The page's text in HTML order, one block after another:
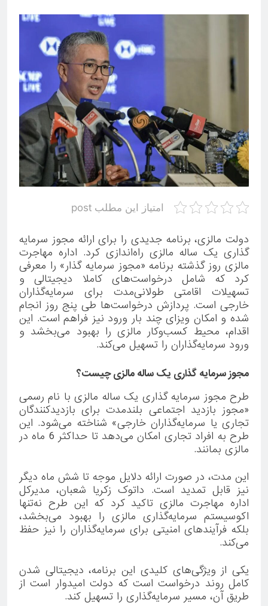
امتیاز این مطلب post
دولت مالزی، برنامه جدیدی را برای ارائه مجوز سرمایه
گذاری یک ساله مالزی راه‌اندازی کرد. اداره مهاجرت
مالزی روز گذشته برنامه «مجوز سرمایه گذار» را معرفی
کرد که شامل درخواست‌های کاملا دیجیتالی و
تسهیلات اقامتی طولانی‌مدت برای سرمایه‌گذاران
خارجی است. پردازش درخواست‌ها طی پنج روز انجام
شده و امکان ویزای چند بار ورود نیز فراهم است. این
اقدام، محیط کسب‌وکار مالزی را بهبود می‌بخشد و
ورود سرمایه‌گذاران را تسهیل می‌کند.
مجوز سرمایه گذاری یک ساله مالزی چیست؟
طرح مجوز سرمایه گذاری یک ساله مالزی با نام رسمی
«مجوز بازدید اجتماعی بلندمدت برای بازدیدکنندگان
تجاری یا سرمایه‌گذاران خارجی» شناخته می‌شود. این
طرح به افراد تجاری امکان می‌دهد تا حداکثر 6 ماه در
مالزی بمانند.
این مدت، در صورت ارائه دلایل موجه تا شش ماه دیگر
نیز قابل تمدید است. داتوک زکریا شعبان، مدیرکل
اداره مهاجرت مالزی تاکید کرد که این طرح نه‌تنها
اکوسیستم سرمایه‌گذاری مالزی را بهبود می‌بخشد،
بلکه فرآیندهای امنیتی برای سرمایه‌گذاران را نیز حفظ
می‌کند.
یکی از ویژگی‌های کلیدی این برنامه، دیجیتالی شدن
کامل روند درخواست است که دولت امیدوار است از
طریق آن، مسیر سرمایه‌گذاری را تسهیل کند.